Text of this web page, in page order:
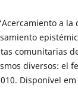
a
comunitarias
diversos: el
Disponível em